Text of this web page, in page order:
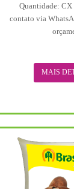
Quantidade: CX
contato via
MAIS